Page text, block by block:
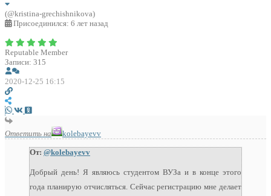
(@kristina-grechishnikova)
Присоединился: 6 лет назад
Reputable Member
Записи: 315
2020-12-25 16:15
Ответить на kolebayevv
От: @kolebayevv
Добрый день! Я являюсь студентом ВУЗа и в конце этого
года планирую отчисляться. Сейчас регистрацию мне делает